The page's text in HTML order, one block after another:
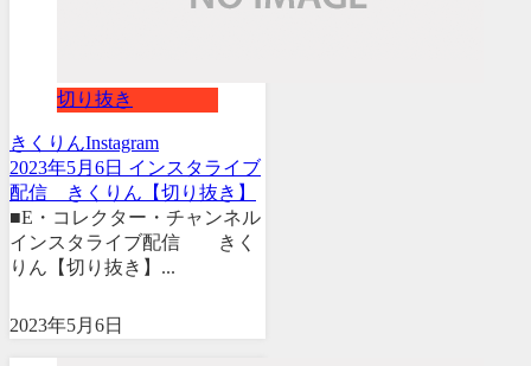
切り抜き
きくりんInstagram
2023年5月6日 インスタライブ
配信 きくりん【切り抜き】
■E・コレクター・チャンネル
インスタライブ配信 きく
りん【切り抜き】...
2023年5月6日